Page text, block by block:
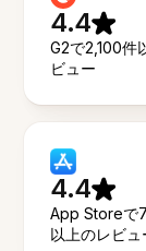
4.4
G2で2,100件
ビュー
4.4
App Storeで
以上のレビュ